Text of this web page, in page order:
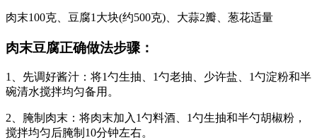
肉末100克、豆腐1大块(约500克)、大蒜2瓣、葱花适量
肉末豆腐正确做法步骤：
1️、先调好酱汁：将1勺生抽、1勺老抽、少许盐、1勺淀粉和半
碗清水搅拌均匀备用。
2️、腌制肉末：将肉末加入1勺料酒、1勺生抽和半勺胡椒粉，
搅拌均匀后腌制10分钟左右。